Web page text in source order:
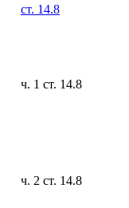
ст. 14.8
ч. 1 ст. 14.8
ч. 2 ст. 14.8